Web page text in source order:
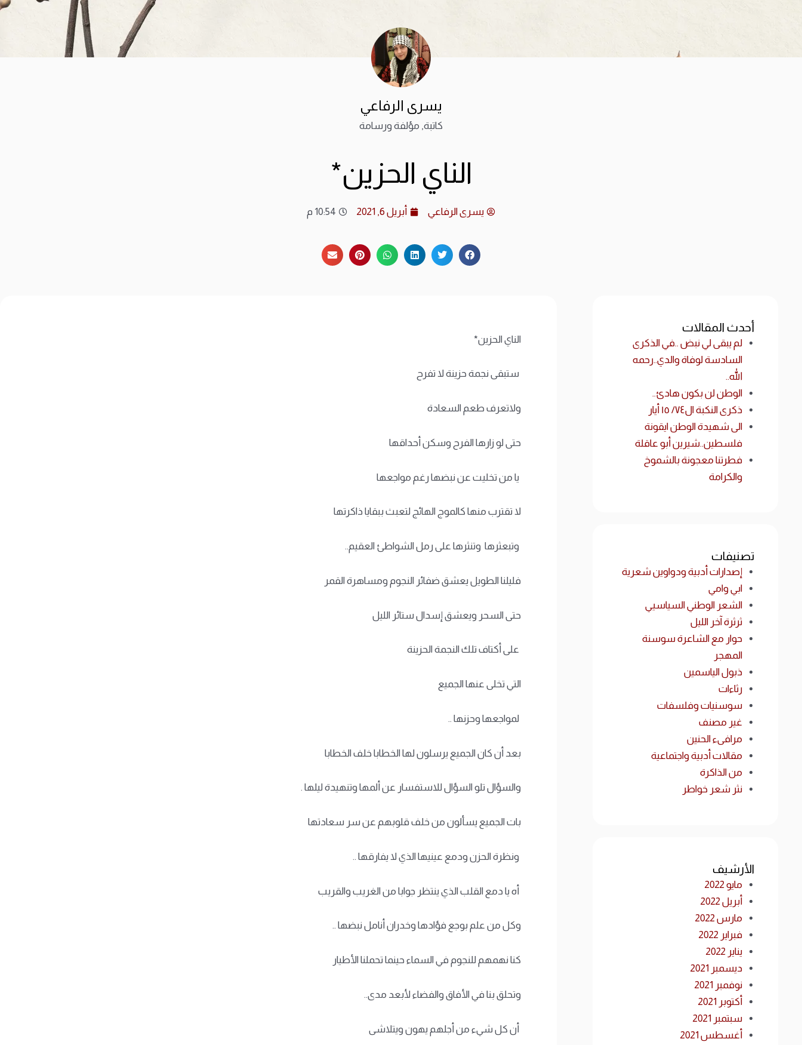
يسرى الرفاعي
كاتبة, مؤلفة ورسامة
الناي الحزين*
يسرى الرفاعي أبريل 6, 2021 10:54 م
أحدث المقالات
لم يبقى لي نبض ..في الذكرى
السادسة لوفاة والدي..رحمه
الله..
الوطن لن بكون هادئ..
ذكرى النكبة ال٧٤/ ١٥ أيار
الى شهيدة الوطن ايقونة
فلسطين..شيرين أبو عاقلة
فطرتنا معجونة بالشموخ
والكرامة
تصنيفات
إصدارات أدبية ودواوين شعرية
ابي وامي
الشعر الوطني السياسيي
ثرثرة آخر الليل
حوار مع الشاعرة سوسنة
المهجر
ذبول الياسمين
رثاءات
سوسنيات وفلسفات
غير مصنف
مرافىء الحنين
مقالات أدبية واجتماعية
من الذاكرة
نثر شعر خواطر
الأرشيف
مايو 2022
أبريل 2022
مارس 2022
فبراير 2022
يناير 2022
ديسمبر 2021
نوفمبر 2021
أكتوبر 2021
سبتمبر 2021
أغسطس 2021
الناي الحزين*
ستبقى نجمة حزينة لا تفرح
ولاتعرف طعم السعادة
حتى لو زارها الفرح وسكن أحداقها
يا من تخليت عن نبضها رغم مواجعها
لا تقترب منها كالموج الهائج لتعبث ببقايا ذاكرتها
وتبعثرها وتنثرها على رمل الشواطئ العقيم..
فليلنا الطويل يعشق ضفائر النجوم ومساهرة القمر
حتى السحر ويعشق إسدال ستائر الليل
على أكتاف تلك النجمة الحزينة
التي تخلى عنها الجميع
لمواجعها وحزنها ..
بعد أن كان الجميع يرسلون لها الخطابا خلف الخطابا
والسؤال تلو السؤال للاستفسار عن ألمها وتنهيدة ليلها .
بات الجميع يسألون من خلف قلوبهم عن سر سعادتها
ونظرة الحزن ودمع عينيها الذي لا يفارقها ..
أه يا دمع القلب الذي ينتظر جوابا من الغريب والقريب
وكل من علم بوجع فؤادها وخدران أنامل نبضها ..
كنا نهمهم للنجوم في السماء حينما تحملنا الأطيار
وتحلق بنا في الأفاق والفضاء لأبعد مدى..
أن كل شيء من أجلهم يهون ويتلاشى